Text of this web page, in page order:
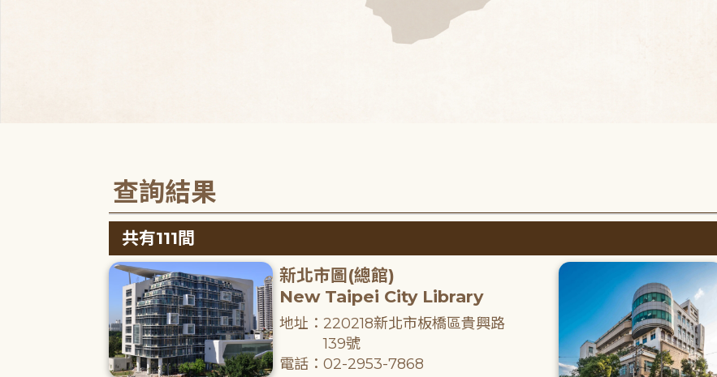
查詢結果
共有111間
新北市圖(總館)
New Taipei City Library
地址：220218新北市板橋區貴興路
139號
電話：02-2953-7868